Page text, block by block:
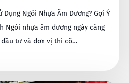
Dụng Ngói Nhựa Âm Dương? Gợi Ý
đầu tư và đơn vị thi cô…